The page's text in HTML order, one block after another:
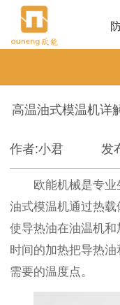
高温油式模温机详
作者:小君
发
欧能机械是专
油式模温机通过热
使导热油在油温机
时间的加热把导热
需要的温度点。